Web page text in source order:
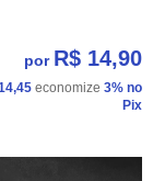
por R$ 14,90
economize 3% no
Pix